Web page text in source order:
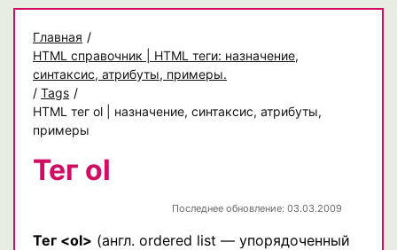
Главная /
HTML справочник | HTML теги: назначение,
синтаксис, атрибуты, примеры.
/ Tags /
HTML тег ol | назначение, синтаксис, атрибуты,
примеры
Тег ol
Последнее обновление: 03.03.2009
Тег <ol> (англ. ordered list — упорядоченный